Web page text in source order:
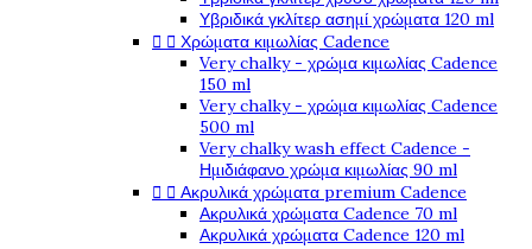
Υβριδικά γκλίτερ ασημί χρώματα 120 ml
  Χρώματα κιμωλίας Cadence
Very chalky - χρώμα κιμωλίας Cadence
150 ml
Very chalky - χρώμα κιμωλίας Cadence
500 ml
Very chalky wash effect Cadence -
Ημιδιάφανο χρώμα κιμωλίας 90 ml
  Ακρυλικά χρώματα premium Cadence
Ακρυλικά χρώματα Cadence 70 ml
Ακρυλικά χρώματα Cadence 120 ml